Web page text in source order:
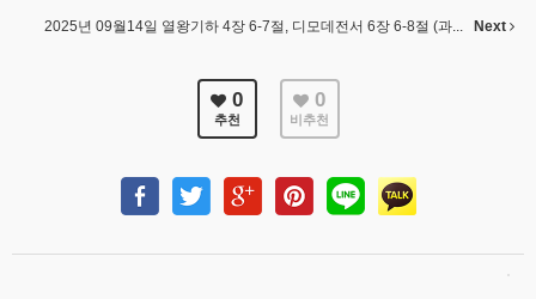
2025년 09월14일 열왕기하 4장 6-7절, 디모데전서 6장 6-8절 (과... Next
0
추천
0
비추천